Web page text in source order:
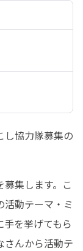
し協力隊募集の
集します。こ
動テーマ・ミ
を挙げてもら
さんから活動テ